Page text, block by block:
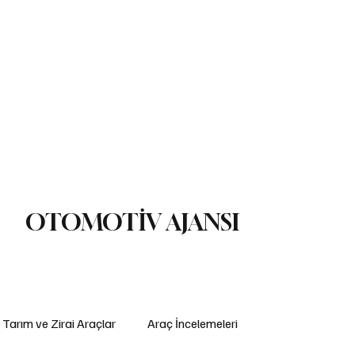
OTOMOTİV AJANSI
Tarım ve Zirai Araçlar Araç İncelemeleri